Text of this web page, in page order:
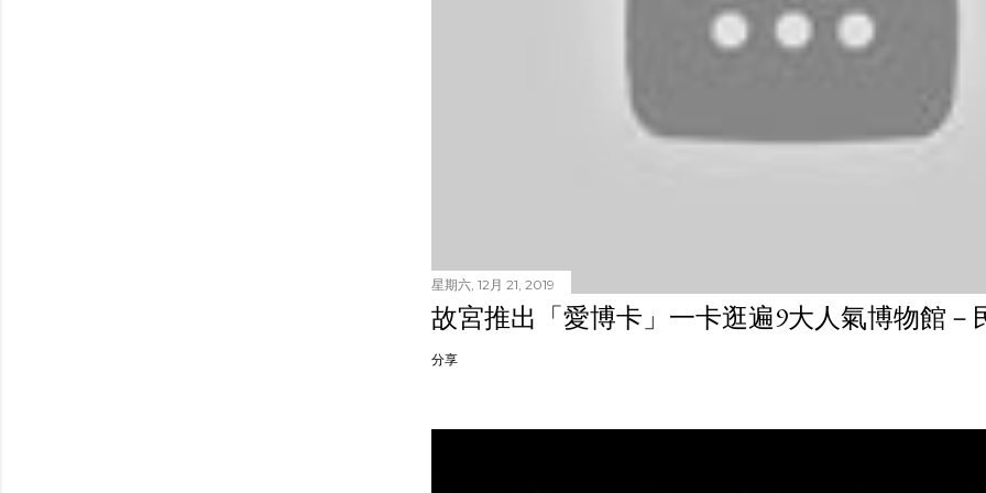
星期六, 12月 21, 2019
故宮推出「愛博卡」一卡逛遍9大人氣博物館－
分享